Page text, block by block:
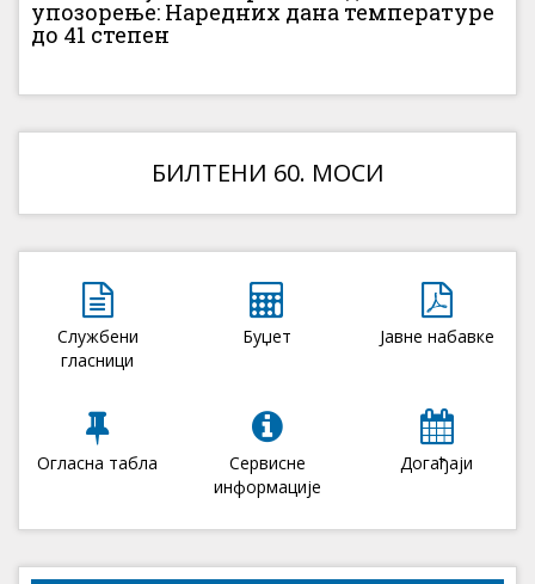
упозорење: Наредних дана температуре
до 41 степен
БИЛТЕНИ 60. МОСИ
Службени
гласници
Буџет Јавне набавке
Огласна табла
Сервисне
информације
Догађаји